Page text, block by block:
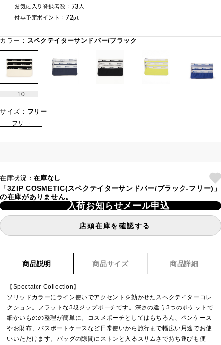
お気に入り登録者数： 73人
付与予定ポイント： 72pt
カラー： スペクテイターサンドバー/ブラック
10
サイズ： フリー
フリー
在庫状況：在庫なし
「3ZIP COSMETIC(スペクテイターサンドバー/ブラック-フリー)」
の在庫がありません。
入荷お知らせメール申込
店頭在庫を確認する
商品説明 商品サイズ 商品詳細
【Spectator Collection】
ソリッドカラーにライン使いでアクセントを効かせたスペクテイターコレ
クション。フラットな3段ジップポーチです。深さの違う3つのポケットで
細かいものの整理が簡単に。コスメポーチとしてはもちろん、ペンケース
やお財布、パスポートケースなど日常使いから旅行まで幅広い用途でお使
いいただけます。バッグの隙間にストンと入るスリムさで持ち運びも便